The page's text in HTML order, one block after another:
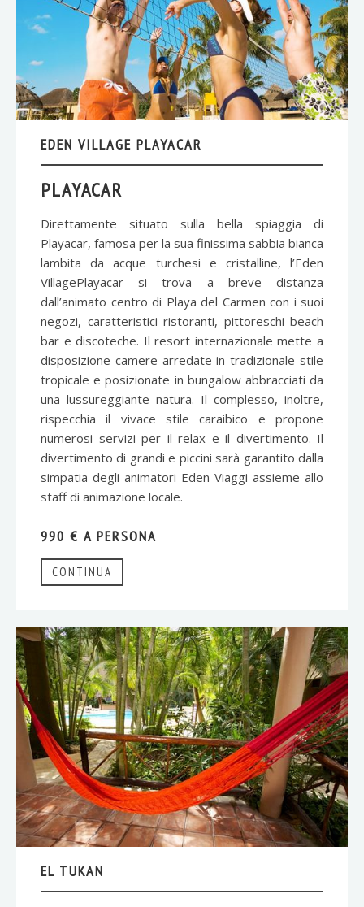
EDEN VILLAGE PLAYACAR
PLAYACAR
Direttamente situato sulla bella spiaggia di
Playacar, famosa per la sua finissima sabbia bianca
lambita da acque turchesi e cristalline, l’Eden
VillagePlayacar si trova a breve distanza
dall’animato centro di Playa del Carmen con i suoi
negozi, caratteristici ristoranti, pittoreschi beach
bar e discoteche. Il resort internazionale mette a
disposizione camere arredate in tradizionale stile
tropicale e posizionate in bungalow abbracciati da
una lussureggiante natura. Il complesso, inoltre,
rispecchia il vivace stile caraibico e propone
numerosi servizi per il relax e il divertimento. Il
divertimento di grandi e piccini sarà garantito dalla
simpatia degli animatori Eden Viaggi assieme allo
staff di animazione locale.
990 € A PERSONA
CONTINUA
EL TUKAN